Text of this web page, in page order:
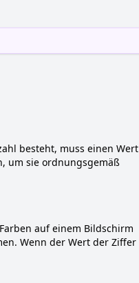
besteht, muss einen Wert
um sie ordnungsgemäß
auf einem Bildschirm
Wenn der Wert der Ziffer